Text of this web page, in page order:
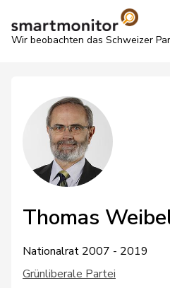
Wir beobachten das Schweizer
Thomas
Nationalrat 2007 - 2019
Grünliberale Partei